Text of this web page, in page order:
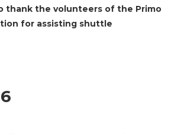
thank the volunteers of the Primo
for assisting shuttle